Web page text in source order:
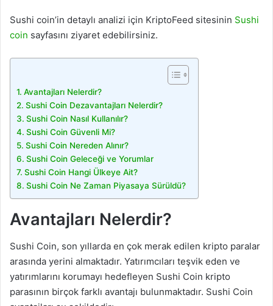
Sushi coin’in detaylı analizi için KriptoFeed sitesinin Sushi
coin sayfasını ziyaret edebilirsiniz.
Avantajları Nelerdir?
Sushi Coin Dezavantajları Nelerdir?
Sushi Coin Nasıl Kullanılır?
Sushi Coin Güvenli Mi?
Sushi Coin Nereden Alınır?
Sushi Coin Geleceği ve Yorumlar
Sushi Coin Hangi Ülkeye Ait?
Sushi Coin Ne Zaman Piyasaya Sürüldü?
Avantajları Nelerdir?
Sushi Coin, son yıllarda en çok merak edilen kripto paralar
arasında yerini almaktadır. Yatırımcıları teşvik eden ve
yatırımlarını korumayı hedefleyen Sushi Coin kripto
parasının birçok farklı avantajı bulunmaktadır. Sushi Coin